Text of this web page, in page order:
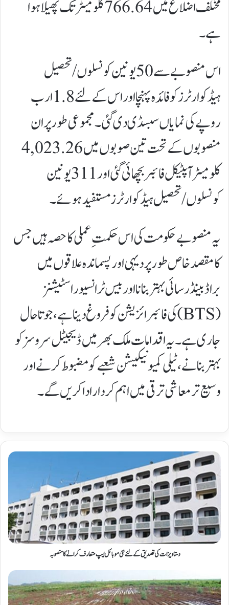
مختلف اضلاع میں 766.64 کلومیٹر تک پھیلا ہوا
ہے۔
اس منصوبے سے 50 یونین کونسلوں/تحصیل
ہیڈکوارٹرز کو فائدہ پہنچا اور اس کے لئے 1.8 ارب
روپے کی نمایاں سبسڈی دی گئی۔ مجموعی طور پر ان
منصوبوں کے تحت تین صوبوں میں 4,023.26
کلومیٹر آپٹیکل فائبر بچھائی گئی اور 311 یونین
کونسلوں/تحصیل ہیڈکوارٹرز مستفید ہوئے۔
یہ منصوبے حکومت کی اس حکمتِ عملی کا حصہ ہیں جس
کا مقصد خاص طور پر دیہی اور پسماندہ علاقوں میں
براڈبینڈ رسائی بہتر بنانا اور بیس ٹرانسیور اسٹیشنز
(BTS) کی فائبرائزیشن کو فروغ دینا ہے، جو تاحال
جاری ہے۔یہ اقدامات ملک بھر میں ڈیجیٹل سروسز کو
بہتر بنانے، ٹیلی کمیونیکیشن شعبے کو مضبوط کرنے اور
وسیع تر معاشی ترقی میں اہم کردار ادا کریں گے۔
دستاویزات کی تصدیق کے لئے نئی موبائل ایپ متعارف کرانے کا منصوبہ